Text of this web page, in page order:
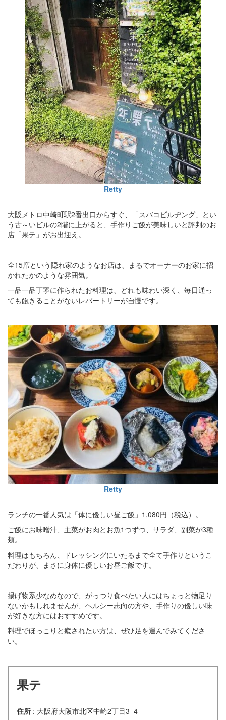
Retty
大阪メトロ中崎町駅2番出口からすぐ、「スバコビルヂング」とい
う古～いビルの2階に上がると、手作りご飯が美味しいと評判のお
店「果テ」がお出迎え。
全15席という隠れ家のようなお店は、まるでオーナーのお家に招
かれたかのような雰囲気。
一品一品丁寧に作られたお料理は、どれも味わい深く、毎日通っ
ても飽きることがないレパートリーが自慢です。
Retty
ランチの一番人気は「体に優しい昼ご飯」1,080円（税込）。
ご飯にお味噌汁、主菜がお肉とお魚1つずつ、サラダ、副菜が3種
類。
料理はもちろん、ドレッシングにいたるまで全て手作りというこ
だわりが、まさに身体に優しいお昼ご飯です。
揚げ物系少なめなので、がっつり食べたい人にはちょっと物足り
ないかもしれませんが、ヘルシー志向の方や、手作りの優しい味
が好きな方にはおすすめです。
料理でほっこりと癒されたい方は、ぜひ足を運んでみてくださ
い。
果テ
住所 : 大阪府大阪市北区中崎2丁目3−4